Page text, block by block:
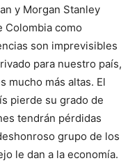
y Morgan Stanley
Colombia como
son imprevisibles
para nuestro país,
mucho más altas. El
pierde su grado de
tendrán pérdidas
grupo de los
le dan a la economía.